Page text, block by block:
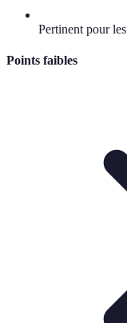
Pertinent pour
Points faibles